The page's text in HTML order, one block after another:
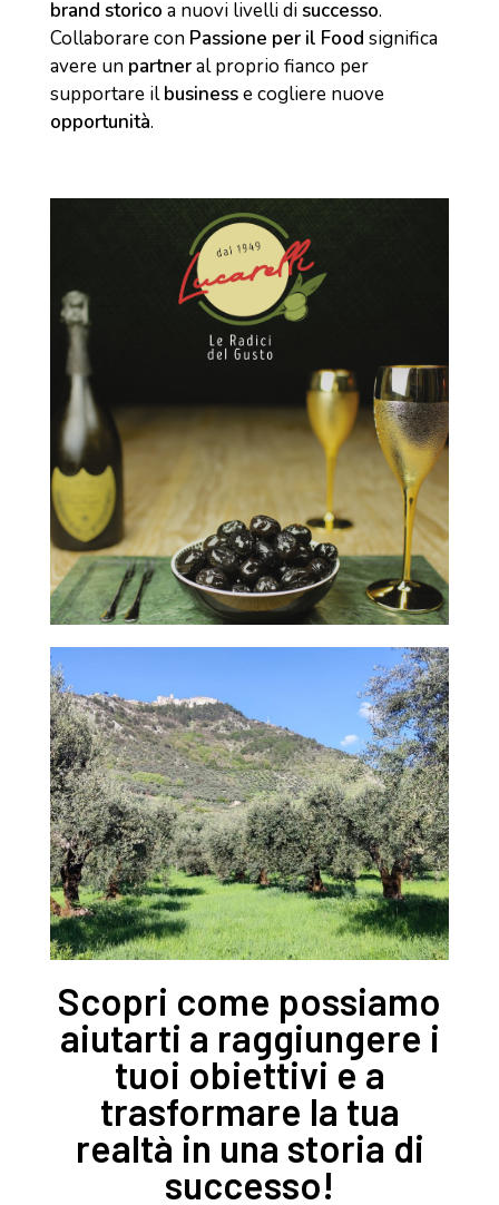
brand storico a nuovi livelli disuccesso.
Collaborare con Passione per il Food significa
avere un partneral proprio fianco per
supportare ilbusinesse cogliere nuove
opportunità.
Scopri come possiamo
aiutarti a raggiungere i
tuoi obiettivi e a
trasformare la tua
realtà in una storia di
successo!